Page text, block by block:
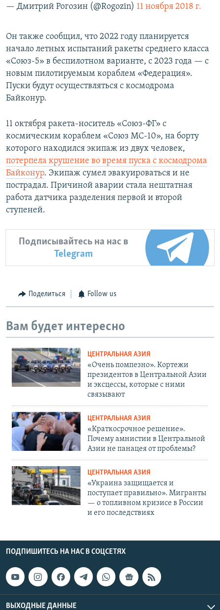
— Дмитрий Рогозин (@Rogozin) 11 ноября 2018 г.
Он также сообщил, что 2022 году планируется
начало летных испытаний ракеты среднего класса
«Союз-5» в беспилотном варианте, с 2023 года — с
новым пилотируемым кораблем «Федерация».
Пуски будут осуществляться с космодрома
Байконур.
11 октября ракета-носитель «Союз-ФГ» с
космическим кораблем «Союз МС-10», на борту
которого находился экипаж из двух человек,
потерпела крушение во время пуска с космодрома
Байконур. Экипаж сумел эвакуироваться и не
пострадал. Причиной аварии стала нештатная
работа датчика разделения первой и второй
ступеней.
Подписывайтесь на нас в
Telegram
Поделиться Follow us
Вам будет интересно
ЦЕНТРАЛЬНАЯ АЗИЯ
«Очень помпезно». Кортежи
президентов в Центральной Азии
и эксцессы, которые с ними
связывают
ЦЕНТРАЛЬНАЯ АЗИЯ
«Краткосрочное решение».
Почему амнистии в Центральной
Азии не панацея от проблемы?
ЦЕНТРАЛЬНАЯ АЗИЯ
«Украина защищается и
поступает правильно». Мигранты
— о топливном кризисе в России
и его последствиях
ПОДПИШИТЕСЬ НА НАС В СОЦСЕТЯХ
ВЫХОДНЫЕ ДАННЫЕ